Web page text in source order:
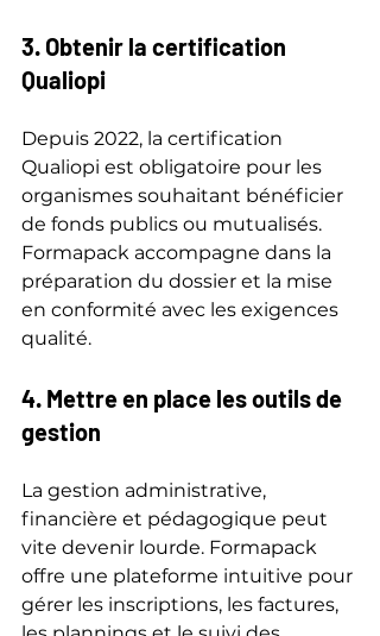
3. Obtenir la certification
Qualiopi
Depuis 2022, la certification
Qualiopi est obligatoire pour les
organismes souhaitant bénéficier
de fonds publics ou mutualisés.
Formapack accompagne dans la
préparation du dossier et la mise
en conformité avec les exigences
qualité.
4. Mettre en place les outils de
gestion
La gestion administrative,
financière et pédagogique peut
vite devenir lourde. Formapack
offre une plateforme intuitive pour
gérer les inscriptions, les factures,